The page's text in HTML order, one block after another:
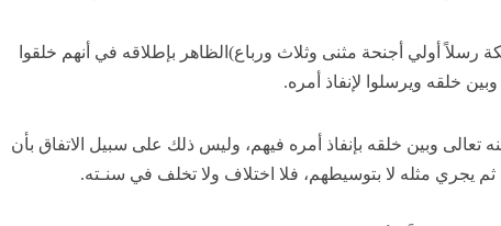
رسلاً أولي أجنحة مثنى وثلاث ورباع)الظاهر بإطلاقه في أنهم خلقوا
خلقه ويرسلوا لإنفاذ أمره.
تعالى وبين خلقه بإنفاذ أمره فيهم، وليس ذلك على سبيل الاتفاق بأن
ثم يجري مثله لا بتوسيطهم، فلا اختلاف ولا تخلف في سنـته.